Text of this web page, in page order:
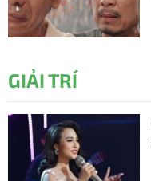
GIẢI TRÍ